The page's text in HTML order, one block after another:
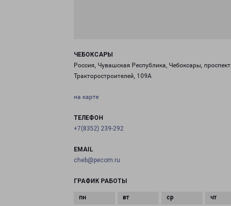
ЧЕБОКСАРЫ
Россия, Чувашская Республика, Чебоксары, проспект
Тракторостроителей, 109А
на карте
ТЕЛЕФОН
+7(8352) 239-292
EMAIL
cheb@pecom.ru
ГРАФИК РАБОТЫ